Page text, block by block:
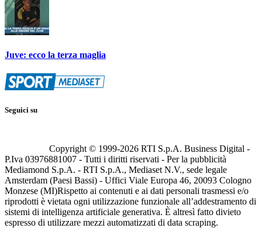
Juve: ecco la terza maglia
Seguici su
Copyright © 1999-2026 RTI S.p.A. Business Digital -
P.Iva 03976881007 - Tutti i diritti riservati - Per la pubblicità
Mediamond S.p.A. - RTI S.p.A., Mediaset N.V., sede legale
Amsterdam (Paesi Bassi) - Uffici Viale Europa 46, 20093 Cologno
Monzese (MI)Rispetto ai contenuti e ai dati personali trasmessi e/o
riprodotti è vietata ogni utilizzazione funzionale all’addestramento di
sistemi di intelligenza artificiale generativa. È altresì fatto divieto
espresso di utilizzare mezzi automatizzati di data scraping.